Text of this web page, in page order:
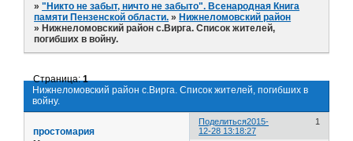
»"Никто не забыт, ничто не забыто". Всенародная Книга
памяти Пензенской области. » Нижнеломовский район
» Нижнеломовский район с.Вирга. Список жителей,
погибших в войну.
Нижнеломовский район с.Вирга. Список жителей, погибших в
войну.
Страница:1
Поделиться 1
2015-
12-28 13:18:27
простомария